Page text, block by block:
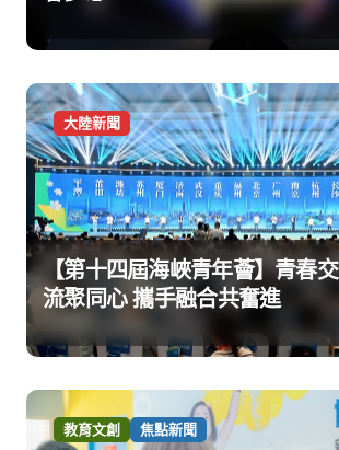
大陸新聞
【第十四屆海峽青年薈】青春交
流聚同心 攜手融合共奮進
教育文創 焦點新聞